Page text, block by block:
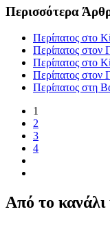
Περισσότερα
Περίπατος στο
Περίπατος στον
Περίπατος στο
Περίπατος στον
Περίπατος στη
1
2
3
4
Από το